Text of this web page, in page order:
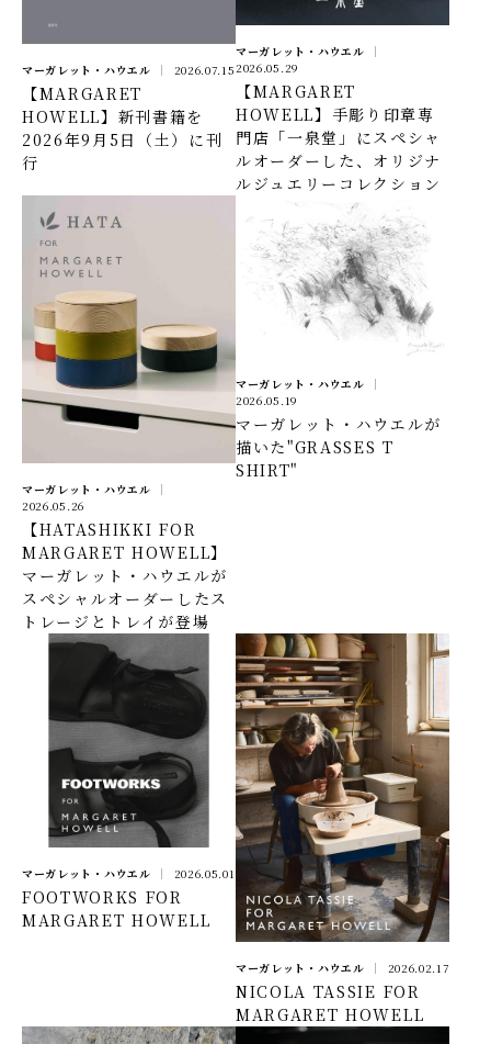
マーガレット・ハウエル 2026.07.15
【MARGARET
HOWELL】新刊書籍を
2026年9月5日（土）に刊
行
マーガレット・ハウエル
2026.05.29
【MARGARET
HOWELL】手彫り印章専
門店「一泉堂」にスペシャ
ルオーダーした、オリジナ
ルジュエリーコレクション
マーガレット・ハウエル
2026.05.26
【HATASHIKKI FOR
MARGARET HOWELL】
マーガレット・ハウエルが
スペシャルオーダーしたス
トレージとトレイが登場
マーガレット・ハウエル
2026.05.19
マーガレット・ハウエルが
描いた"GRASSES T
SHIRT"
マーガレット・ハウエル 2026.05.01
FOOTWORKS FOR
MARGARET HOWELL
マーガレット・ハウエル 2026.02.17
NICOLA TASSIE FOR
MARGARET HOWELL